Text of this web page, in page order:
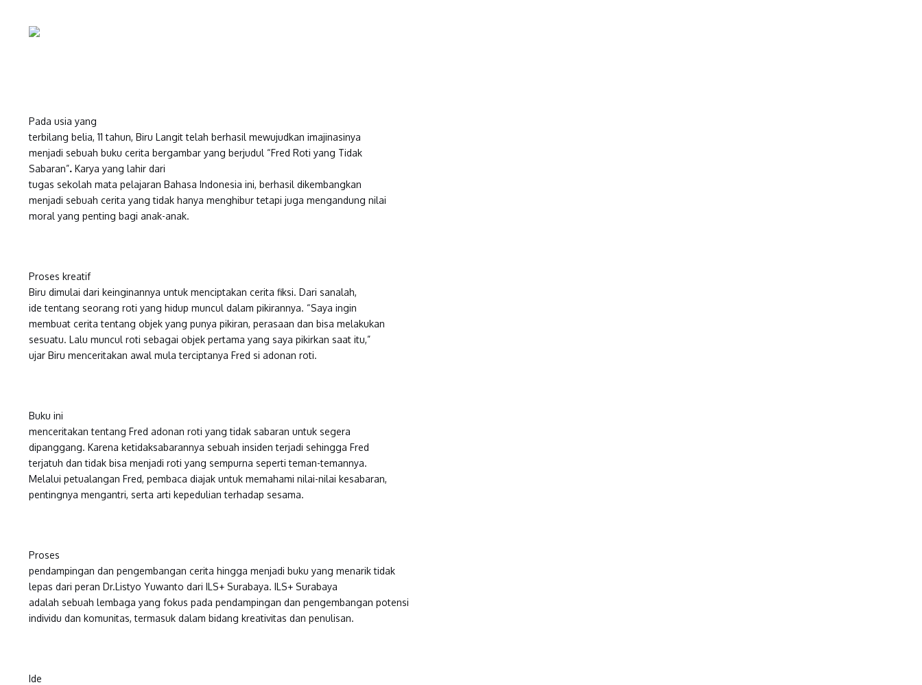
Pada usia yang
terbilang belia, 11 tahun, Biru Langit telah berhasil mewujudkan imajinasinya
menjadi sebuah buku cerita bergambar yang berjudul “Fred Roti yang Tidak
Sabaran”. Karya yang lahir dari
tugas sekolah mata pelajaran Bahasa Indonesia ini, berhasil dikembangkan
menjadi sebuah cerita yang tidak hanya menghibur tetapi juga mengandung nilai
moral yang penting bagi anak-anak.
Proses kreatif
Biru dimulai dari keinginannya untuk menciptakan cerita fiksi. Dari sanalah,
ide tentang seorang roti yang hidup muncul dalam pikirannya. “Saya ingin
membuat cerita tentang objek yang punya pikiran, perasaan dan bisa melakukan
sesuatu. Lalu muncul roti sebagai objek pertama yang saya pikirkan saat itu,”
ujar Biru menceritakan awal mula terciptanya Fred si adonan roti.
Buku ini
menceritakan tentang Fred adonan roti yang tidak sabaran untuk segera
dipanggang. Karena ketidaksabarannya sebuah insiden terjadi sehingga Fred
terjatuh dan tidak bisa menjadi roti yang sempurna seperti teman-temannya.
Melalui petualangan Fred, pembaca diajak untuk memahami nilai-nilai kesabaran,
pentingnya mengantri, serta arti kepedulian terhadap sesama.
Proses
pendampingan dan pengembangan cerita hingga menjadi buku yang menarik tidak
lepas dari peran Dr.Listyo Yuwanto dari ILS+ Surabaya. ILS+ Surabaya
adalah sebuah lembaga yang fokus pada pendampingan dan pengembangan potensi
individu dan komunitas, termasuk dalam bidang kreativitas dan penulisan.
Ide